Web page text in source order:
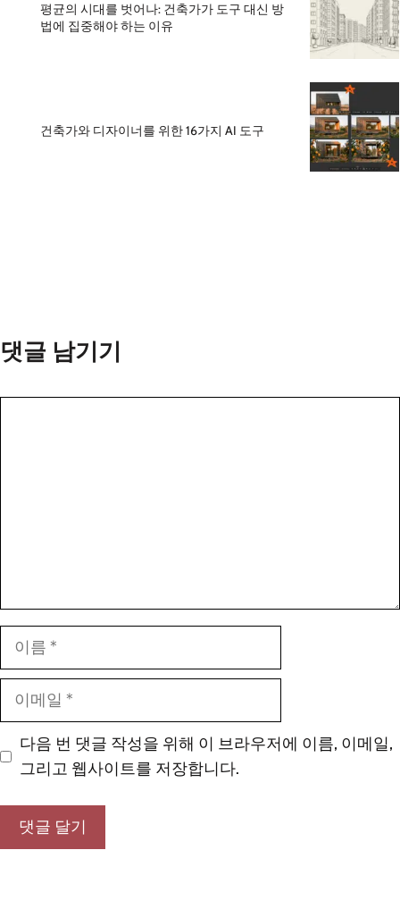
평균의 시대를 벗어나: 건축가가 도구 대신 방
법에 집중해야 하는 이유
건축가와 디자이너를 위한 16가지 AI 도구
댓글 남기기
다음 번 댓글 작성을 위해 이 브라우저에 이름, 이메일,
그리고 웹사이트를 저장합니다.